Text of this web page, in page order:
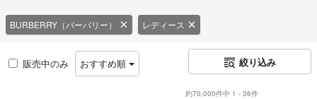
BURBERRY（バーバリー） レディース
販売中のみ おすすめ順 絞り込み
約70,000件中 1 - 36件